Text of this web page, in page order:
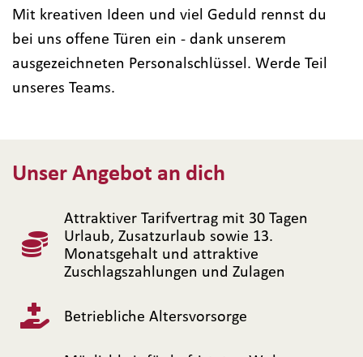
Mit kreativen Ideen und viel Geduld rennst du
bei uns offene Türen ein - dank unserem
ausgezeichneten Personalschlüssel. Werde Teil
unseres Teams.
Unser Angebot an dich
Attraktiver Tarifvertrag mit 30 Tagen
Urlaub, Zusatzurlaub sowie 13.
Monatsgehalt und attraktive
Zuschlagszahlungen und Zulagen
Betriebliche Altersvorsorge